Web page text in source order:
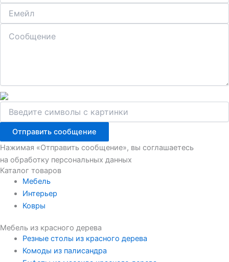
Отправить сообщение
Нажимая «Отправить сообщение», вы соглашаетесь
на обработку персональных данных
Каталог товаров
Мебель
Интерьер
Ковры
Мебель из красного дерева
Резные столы из красного дерева
Комоды из палисандра